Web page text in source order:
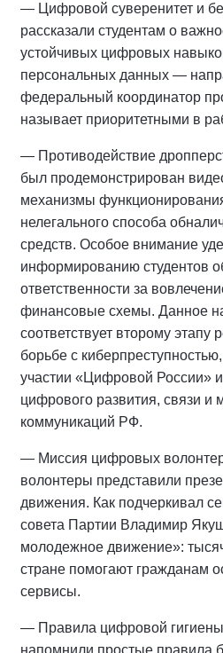
— Цифровой суверенитет и
рассказали студентам о
устойчивых цифровых
персональных данных —
федеральный координатор
называет приоритетными в
— Противодействие
был продемонстрирован
механизмы
нелегального способа
средств. Особое внимание
информированию студентов
ответственности за
финансовые схемы. Данное
соответствует второму этапу
борьбе с
участии «Цифровой России»
цифрового развития, связи и
коммуникаций РФ.
— Миссия цифровых
волонтеры представили
движения. Как подчеркивал
совета Партии Владимир
молодежное движение»:
стране помогают гражданам
сервисы.
— Правила цифровой
напомнили простые правила